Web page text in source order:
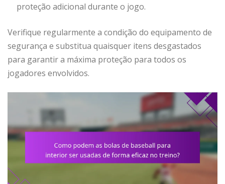
proteção adicional durante o jogo.
Verifique regularmente a condição do equipamento de
segurança e substitua quaisquer itens desgastados
para garantir a máxima proteção para todos os
jogadores envolvidos.